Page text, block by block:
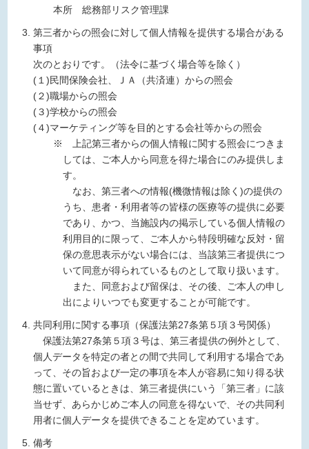
本所 総務部リスク管理課
第三者からの照会に対して個人情報を提供する場合がある
事項
次のとおりです。（法令に基づく場合等を除く）
(１)民間保険会社、ＪＡ（共済連）からの照会
(２)職場からの照会
(３)学校からの照会
(４)マーケティング等を目的とする会社等からの照会
※ 上記第三者からの個人情報に関する照会につきま
しては、ご本人から同意を得た場合にのみ提供しま
す。
なお、第三者への情報(機微情報は除く)の提供の
うち、患者・利用者等の皆様の医療等の提供に必要
であり、かつ、当施設内の掲示している個人情報の
利用目的に限って、ご本人から特段明確な反対・留
保の意思表示がない場合には、当該第三者提供につ
いて同意が得られているものとして取り扱います。
また、同意および留保は、その後、ご本人の申し
出によりいつでも変更することが可能です。
共同利用に関する事項（保護法第27条第５項３号関係）
保護法第27条第５項３号は、第三者提供の例外として、
個人データを特定の者との間で共同して利用する場合であ
って、その旨および一定の事項を本人が容易に知り得る状
態に置いているときは、第三者提供にいう「第三者」に該
当せず、あらかじめご本人の同意を得ないで、その共同利
用者に個人データを提供できることを定めています。
備考